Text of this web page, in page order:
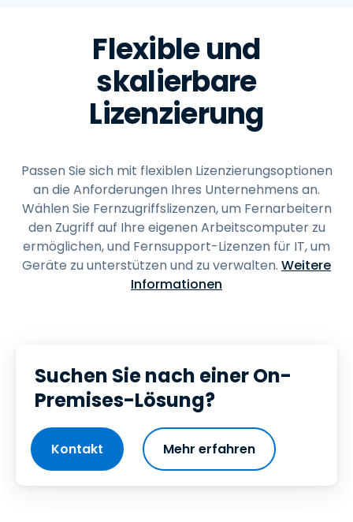
Flexible und
skalierbare
Lizenzierung
Passen Sie sich mit flexiblen Lizenzierungsoptionen
an die Anforderungen Ihres Unternehmens an.
Wählen Sie Fernzugriffslizenzen, um Fernarbeitern
den Zugriff auf Ihre eigenen Arbeitscomputer zu
ermöglichen, und Fernsupport-Lizenzen für IT, um
Geräte zu unterstützen und zu verwalten. Weitere
Informationen
Suchen Sie nach einer On-
Premises-Lösung?
Kontakt Mehr erfahren